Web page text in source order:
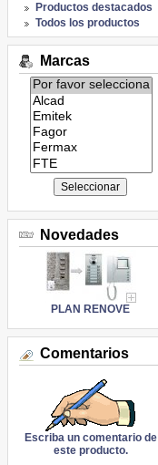
Productos destacados
Todos los productos
Marcas
Listado
de
marcas:
Novedades
PLAN RENOVE
Comentarios
Escriba un comentario de
este producto.